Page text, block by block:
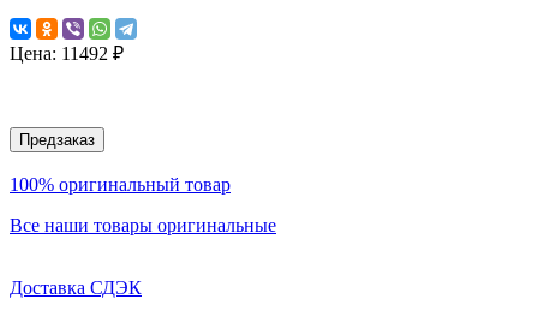
Цена: 11492 ₽
Предзаказ
100% оригинальный товар
Все наши товары оригинальные
Доставка СДЭК